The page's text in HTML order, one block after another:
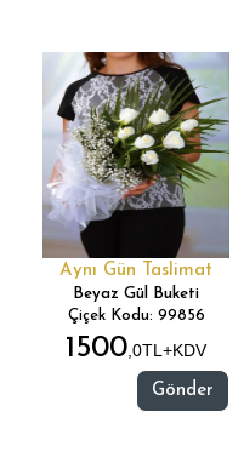
Aynı Gün Taslimat
Beyaz Gül Buketi
Çiçek Kodu: 99856
1500,0TL+KDV
Gönder